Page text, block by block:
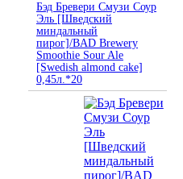
Бэд Бревери Смузи Соур
Эль [Шведский
миндальный
пирог]/BAD Brewery
Smoothie Sour Ale
[Swedish almond cake]
0,45л.*20